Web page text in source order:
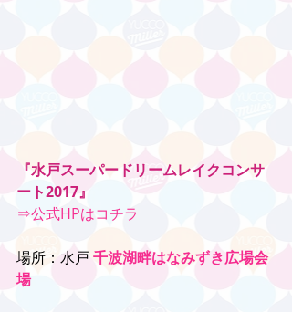
『水戸スーパードリームレイクコンサ
ート2017』
⇒公式HPはコチラ
場所：水戸 千波湖畔はなみずき広場会
場